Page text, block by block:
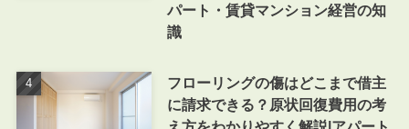
パート・賃貸マンション経営の知
識
フローリングの傷はどこまで借主
に請求できる？原状回復費用の考